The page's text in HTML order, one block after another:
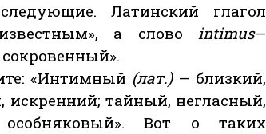
Латинский глагол
а слово intimus—
«Интимный (лат.)— близкий,
тайный, негласный,
Вот о таких